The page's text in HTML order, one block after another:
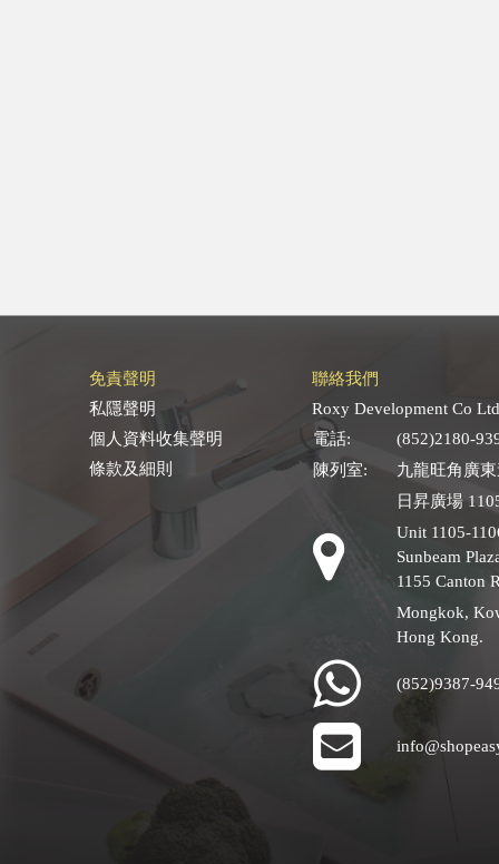
免責聲明
私隱聲明
個人資料收集聲明
條款及細則
聯絡我們
Roxy Development Co
電話:
(852)2180-
陳列室:
九龍旺角廣
日昇廣場
Unit 1105-
Sunbeam
1155 Canton
Mongkok,
Hong Kong.
(852)9387-